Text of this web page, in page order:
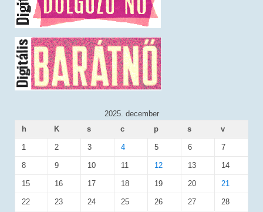
2025. december
h
K s c p s v
1 2 3 4 5 6 7
8 9 10 11 12 13 14
15 16 17 18 19 20 21
22 23 24 25 26 27 28